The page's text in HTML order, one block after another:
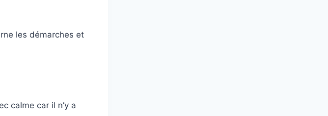
les démarches et
calme car il n’y a